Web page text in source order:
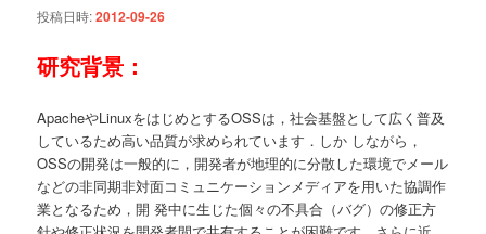
投稿日時:2012-09-26
研究背景：
ApacheやLinuxをはじめとするOSSは，社会基盤として広く普及
しているため高い品質が求められています．しか しながら，
OSSの開発は一般的に，開発者が地理的に分散した環境でメール
などの非同期非対面コミュニケーションメディアを用いた協調作
業となるため，開 発中に生じた個々の不具合（バグ）の修正方